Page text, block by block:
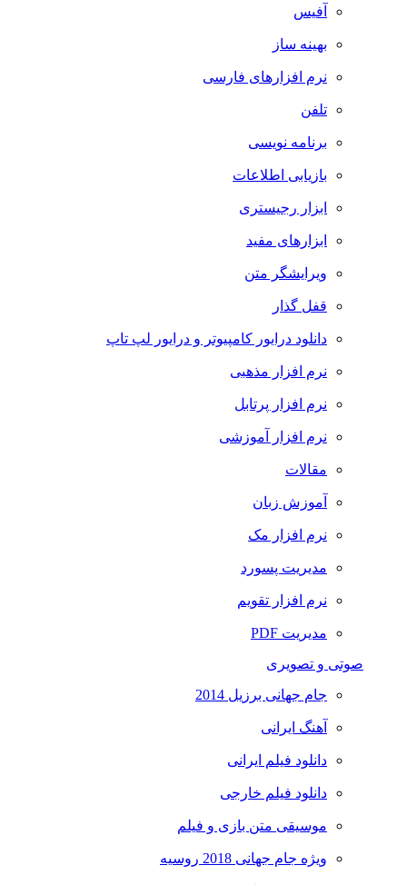
آفیس
بهینه ساز
نرم افزارهای فارسی
تلفن
برنامه نویسی
بازیابی اطلاعات
ابزار رجیستری
ابزارهای مفید
ویرایشگر متن
قفل گذار
دانلود درایور کامپیوتر و درایور لپ تاپ
نرم افزار مذهبی
نرم افزار پرتابل
نرم افزار آموزشی
مقالات
آموزش زبان
نرم افزار مک
مدیریت پسورد
نرم افزار تقویم
مدیریت PDF
صوتی و تصویری
جام جهانی برزیل 2014
آهنگ ایرانی
دانلود فیلم ایرانی
دانلود فیلم خارجی
موسیقی متن بازی و فیلم
ویژه جام جهانی 2018 روسیه